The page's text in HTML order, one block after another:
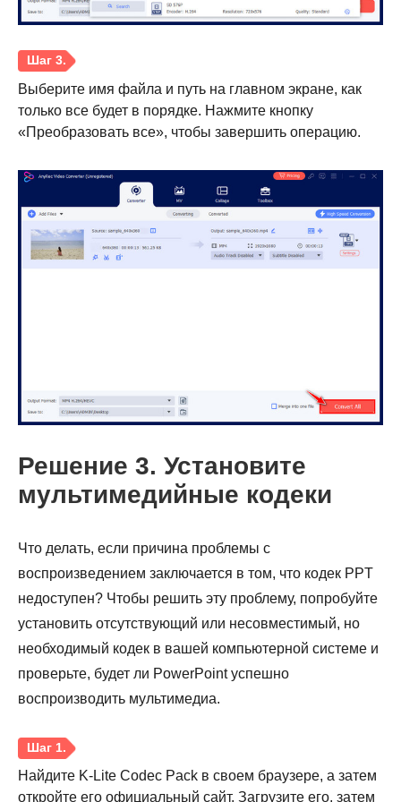
Шаг 2.
Выберите имя файла и путь на главном экране, как
только все будет в порядке. Нажмите кнопку
«Преобразовать все», чтобы завершить операцию.
Решение 3. Установите
мультимедийные кодеки
Что делать, если причина проблемы с
воспроизведением заключается в том, что кодек PPT
недоступен? Чтобы решить эту проблему, попробуйте
установить отсутствующий или несовместимый, но
необходимый кодек в вашей компьютерной системе и
проверьте, будет ли PowerPoint успешно
воспроизводить мультимедиа.
Найдите K-Lite Codec Pack в своем браузере, а затем
откройте его официальный сайт. Загрузите его, затем